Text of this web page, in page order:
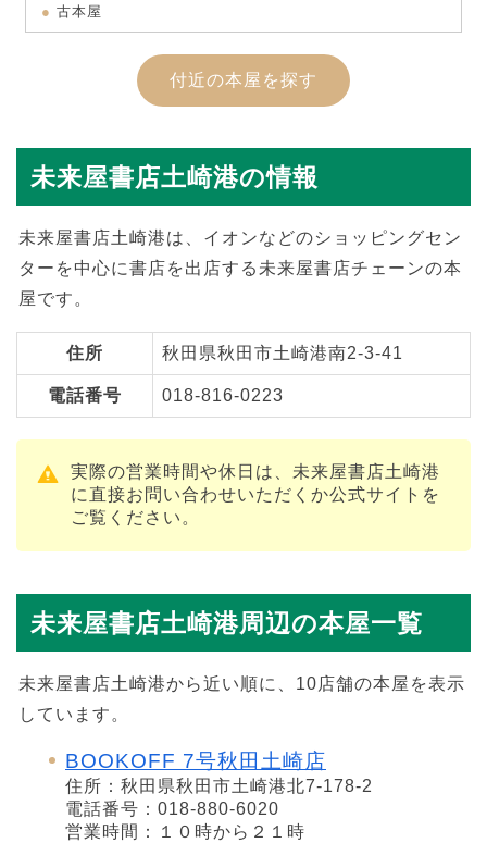
古本屋
付近の本屋を探す
未来屋書店土崎港の情報
未来屋書店土崎港は、イオンなどのショッピングセン
ターを中心に書店を出店する未来屋書店チェーンの本
屋です。
住所 秋田県秋田市土崎港南2-3-41
電話番号 018-816-0223
実際の営業時間や休日は、未来屋書店土崎港
に直接お問い合わせいただくか公式サイトを
ご覧ください。
未来屋書店土崎港周辺の本屋一覧
未来屋書店土崎港から近い順に、10店舗の本屋を表示
しています。
BOOKOFF 7号秋田土崎店
住所：秋田県秋田市土崎港北7-178-2
電話番号：018-880-6020
営業時間：１０時から２１時